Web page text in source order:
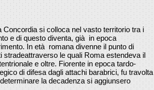
Concordia si colloca nel vasto territorio tra i
e di questo diventa, già in epoca
In età romana divenne il punto di
stradeattraverso le quali Roma estendeva il
e oltre. Fiorente in epoca tardo-
di difesa dagli attachi barabrici, fu travolta
la decadenza si aggiunsero